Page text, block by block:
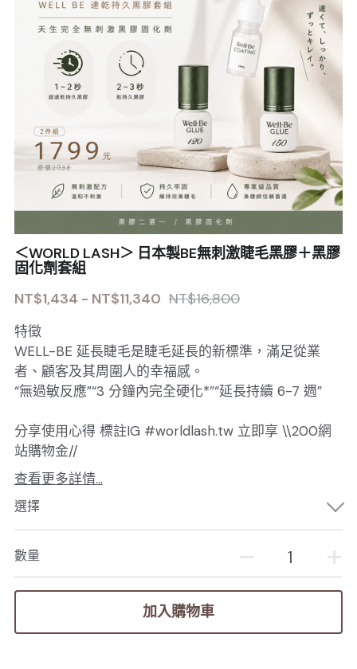
＜WORLD LASH＞ 日本製BE無刺激睫毛黑膠＋黑膠
固化劑套組
NT$1,434 - NT$11,340 NT$16,800
特徵
WELL-BE 延長睫毛是睫毛延長的新標準，滿足從業
者、顧客及其周圍人的幸福感。
“無過敏反應”“3 分鐘內完全硬化*”“延長持續 6-7 週”
分享使用心得 標註IG #worldlash.tw 立即享 \\200網
站購物金//
查看更多詳情...
選擇
數量
加入購物車